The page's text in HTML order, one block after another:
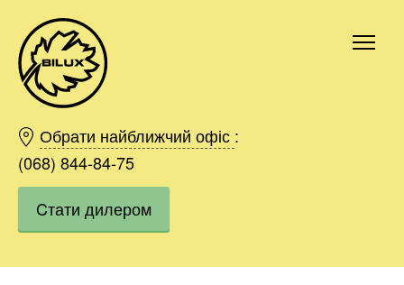
Обрати найближчий офіс :
(068) 844-84-75
Cтати дилером
Київ
Харків
Одесса
Дніпро
Івано-Франківськ
Область